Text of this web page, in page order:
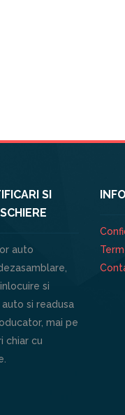
SI
auto
si
si readusa
mai pe
chiar cu